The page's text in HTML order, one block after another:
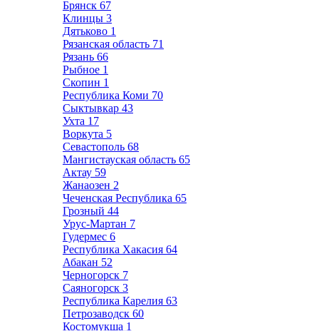
Брянск 67
Клинцы 3
Дятьково 1
Рязанская область 71
Рязань 66
Рыбное 1
Скопин 1
Республика Коми 70
Сыктывкар 43
Ухта 17
Воркута 5
Севастополь 68
Мангистауская область 65
Актау 59
Жанаозен 2
Чеченская Республика 65
Грозный 44
Урус-Мартан 7
Гудермес 6
Республика Хакасия 64
Абакан 52
Черногорск 7
Саяногорск 3
Республика Карелия 63
Петрозаводск 60
Костомукша 1